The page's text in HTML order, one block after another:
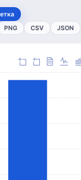
PNG CSV JSON